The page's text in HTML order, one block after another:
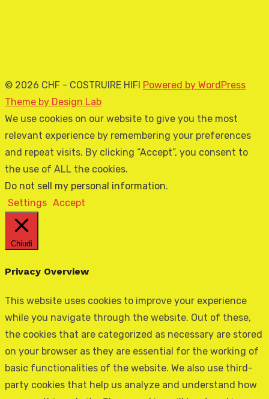
© 2026 CHF - COSTRUIRE HIFI Powered by WordPress
Theme by Design Lab
We use cookies on our website to give you the most
relevant experience by remembering your preferences
and repeat visits. By clicking “Accept”, you consent to
the use of ALL the cookies.
Do not sell my personal information.
Settings Accept
Chiudi
Privacy Overview
This website uses cookies to improve your experience
while you navigate through the website. Out of these,
the cookies that are categorized as necessary are stored
on your browser as they are essential for the working of
basic functionalities of the website. We also use third-
party cookies that help us analyze and understand how